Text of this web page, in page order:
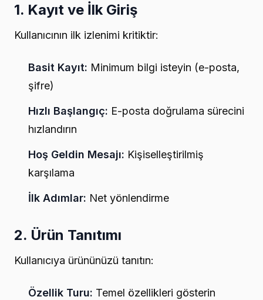
1. Kayıt ve İlk Giriş
Kullanıcının ilk izlenimi kritiktir:
Basit Kayıt: Minimum bilgi isteyin (e-posta,
şifre)
Hızlı Başlangıç: E-posta doğrulama sürecini
hızlandırın
Hoş Geldin Mesajı: Kişiselleştirilmiş
karşılama
İlk Adımlar: Net yönlendirme
2. Ürün Tanıtımı
Kullanıcıya ürününüzü tanıtın:
Özellik Turu: Temel özellikleri gösterin